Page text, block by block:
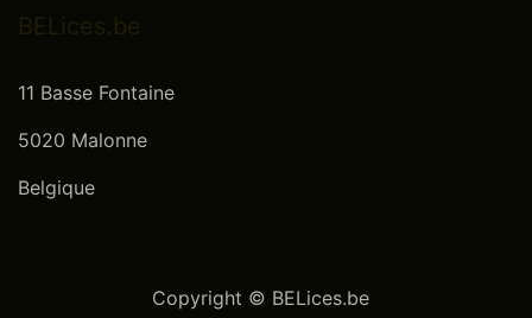
11 Basse Fontaine
5020 Malonne
Belgique
Copyright © BELices.be